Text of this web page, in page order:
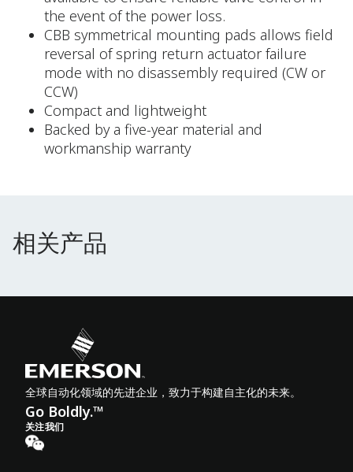
the event of the power loss.
CBB symmetrical mounting pads allows field
reversal of spring return actuator failure
mode with no disassembly required (CW or
CCW)
Compact and lightweight
Backed by a five-year material and
workmanship warranty
相关产品
相关产品
全球自动化领域的先进企业，致力于构建自主化的未来。
Go Boldly.™
关注我们